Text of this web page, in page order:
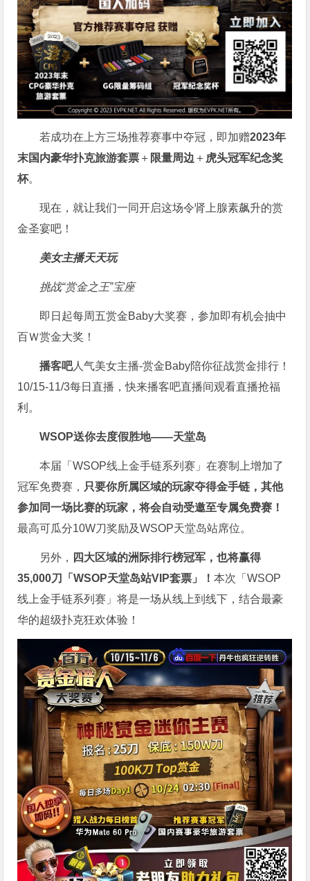
若成功在上方三场推荐赛事中夺冠，即加赠2023年
末国内豪华扑克旅游套票 ＋ 限量周边 ＋ 虎头冠军纪念奖
杯。
现在，就让我们一同开启这场令肾上腺素飙升的赏
金圣宴吧！
美女主播天天玩
挑战“赏金之王”宝座
即日起每周五赏金Baby大奖赛，参加即有机会抽中
百Ｗ赏金大奖！
播客吧人气美女主播-赏金Baby陪你征战赏金排行！
10/15-11/3每日直播，快来播客吧直播间观看直播抢福
利。
WSOP送你去度假胜地——天堂岛
本届「WSOP线上金手链系列赛」在赛制上增加了
冠军免费赛， 只要你所属区域的玩家夺得金手链，其他
参加同一场比赛的玩家，将会自动受邀至专属免费赛！
最高可瓜分10W刀奖励及WSOP天堂岛站席位。
另外， 四大区域的洲际排行榜冠军，也将赢得
35,000刀「WSOP天堂岛站VIP套票」！本次「WSOP
线上金手链系列赛」将是一场从线上到线下，结合最豪
华的超级扑克狂欢体验！